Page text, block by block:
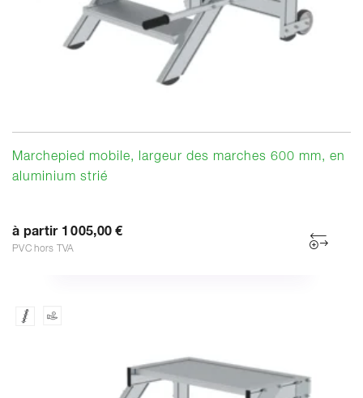
Marchepied mobile, largeur des marches 600 mm, en
aluminium strié
à partir 1 005,00 €
PVC hors TVA